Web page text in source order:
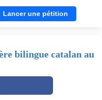
Lancer une pétition
bilingue catalan au